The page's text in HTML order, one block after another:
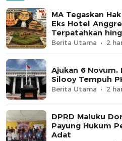
MA Tegaskan
Eks Hotel
Terpatahkan
Berita Utama 2
Ajukan 6 Novum,
Silooy Tempuh
Berita Utama 2
DPRD Maluku
Payung Hukum
Adat